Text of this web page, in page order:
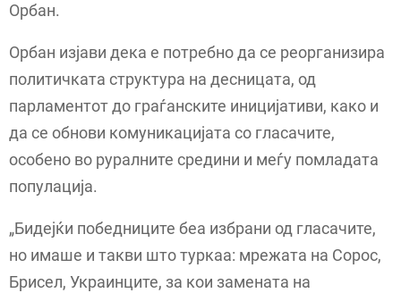
Орбан.
Орбан изјави дека е потребно да се реорганизира
политичката структура на десницата, од
парламентот до граѓанските иницијативи, како и
да се обнови комуникацијата со гласачите,
особено во руралните средини и меѓу помладата
популација.
„Бидејќи победниците беа избрани од гласачите,
но имаше и такви што туркаа: мрежата на Сорос,
Брисел, Украинците, за кои замената на